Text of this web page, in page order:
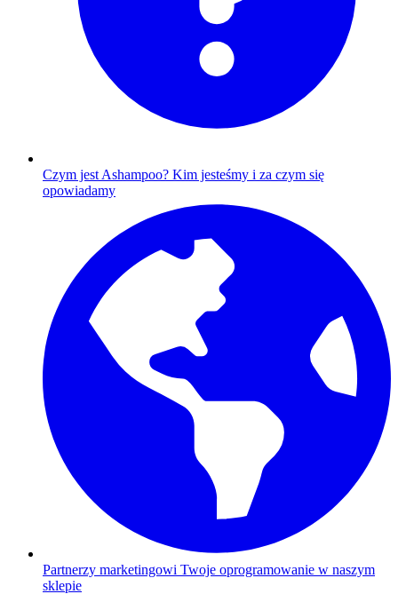
Czym jest Ashampoo? Kim jesteśmy i za czym się
opowiadamy
Partnerzy marketingowi Twoje oprogramowanie w naszym
sklepie